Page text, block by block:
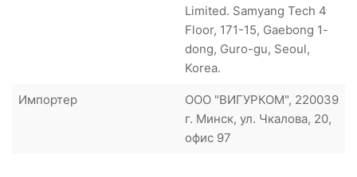
Limited. Samyang Tech 4
Floor, 171-15, Gaebong 1-
dong, Guro-gu, Seoul,
Korea.
Импортер
ООО "ВИГУРКОМ", 220039
г. Минск, ул. Чкалова, 20,
офис 97